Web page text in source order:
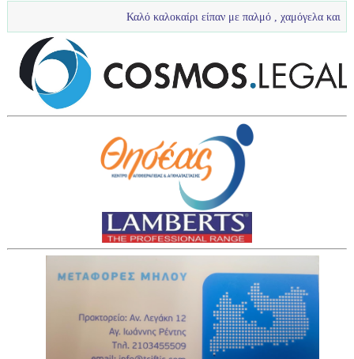
Καλό καλοκαίρι είπαν με παλμό , χαμόγελα και πολύ νερό τα